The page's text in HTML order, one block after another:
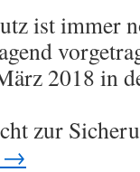
ist immer
2018 in
zur
→